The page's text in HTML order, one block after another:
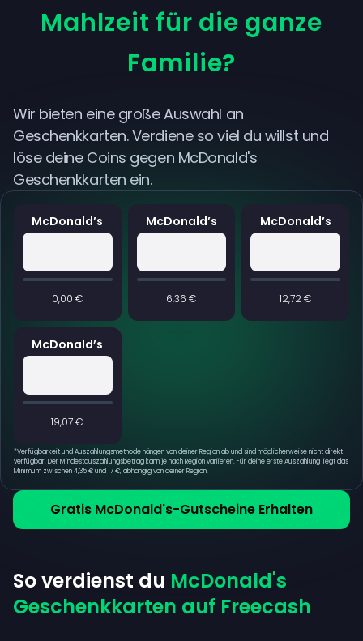
Gratis McDonald's-Gutscheine Erhalten
McDonald’s
0,00 €
McDonald’s
6,36 €
McDonald’s
12,72 €
McDonald’s
19,07 €
*Verfügbarkeit und Auszahlungsmethode hängen von deiner Region ab und sind möglicherweise nicht direkt
verfügbar. Der Mindestauszahlungsbetrag kann je nach Region variieren. Für deine erste Auszahlung liegt das
Minimum zwischen 4,35 € und 17 €, abhängig von deiner Region.
Mahlzeit für die ganze
Familie?
Wir bieten eine große Auswahl an
Geschenkkarten. Verdiene so viel du willst und
löse deine Coins gegen McDonald's
Geschenkkarten ein.
So verdienst du McDonald's
Geschenkkarten auf Freecash